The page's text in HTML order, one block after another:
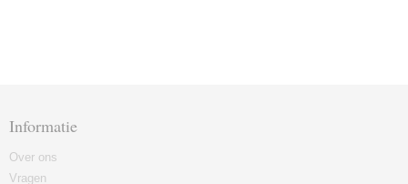
Informatie
Over ons
Vragen